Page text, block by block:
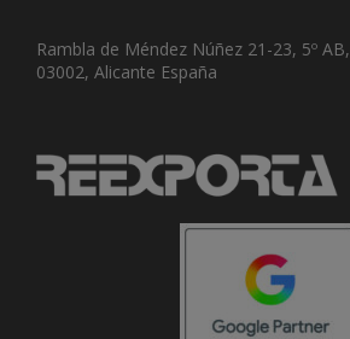
Rambla de Méndez Núñez 21-23, 5º AB,
03002, Alicante España